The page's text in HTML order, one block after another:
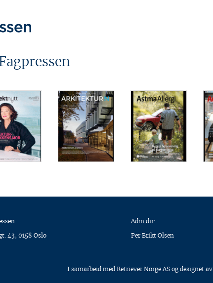
43, 0158 Oslo
Adm.dir:
Per Brikt Olsen
I samarbeid med Retriever Norge AS og designet av